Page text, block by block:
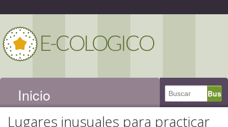
Inicio
Lugares inusuales para practicar